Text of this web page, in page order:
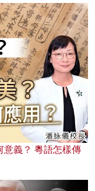
意義？ 粵語怎樣傳